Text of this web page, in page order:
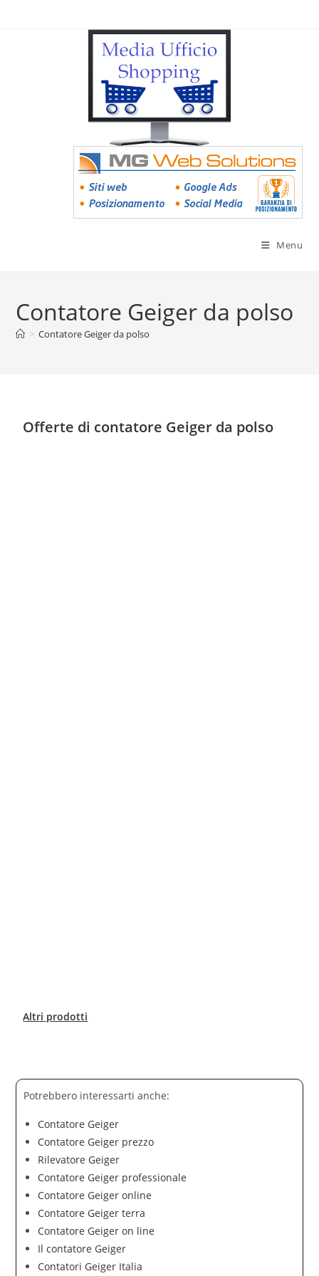
Menu
Contatore Geiger da polso
> Contatore Geiger da polso
Offerte di contatore Geiger da polso
Altri prodotti
Potrebbero interessarti anche:
Contatore Geiger
Contatore Geiger prezzo
Rilevatore Geiger
Contatore Geiger professionale
Contatore Geiger online
Contatore Geiger terra
Contatore Geiger on line
Il contatore Geiger
Contatori Geiger Italia